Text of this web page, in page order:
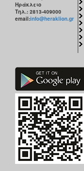
Ηράκλειο
Τηλ.: 2813-409000
email:info@heraklion.gr